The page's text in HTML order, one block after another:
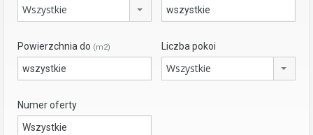
Wszystkie
Powierzchnia do (m2) Liczba pokoi
Wszystkie
Numer oferty